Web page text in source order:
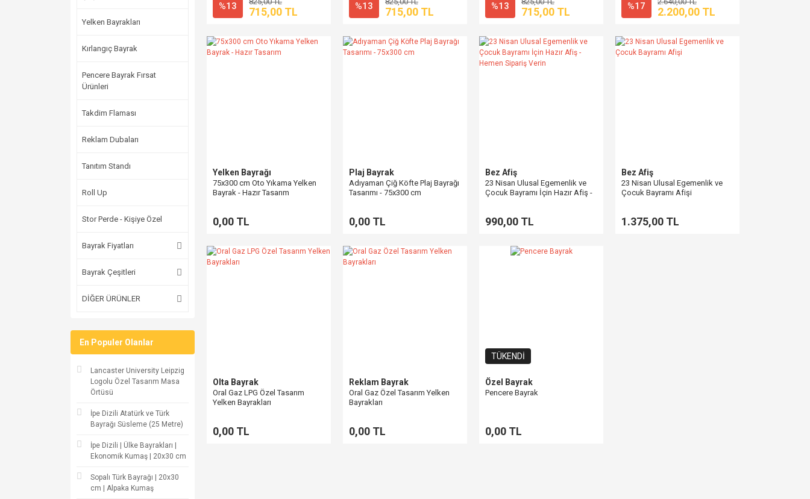
Yelken Bayrakları
Kırlangıç Bayrak
Pencere Bayrak Fırsat
Ürünleri
Takdim Flaması
Reklam Dubaları
Tanıtım Standı
Roll Up
Stor Perde - Kişiye Özel
Bayrak Fiyatları
Bayrak Çeşitleri
DİĞER ÜRÜNLER
En Populer Olanlar
Lancaster University Leipzig
Logolu Özel Tasarım Masa
Örtüsü
İpe Dizili Atatürk ve Türk
Bayrağı Süsleme (25 Metre)
İpe Dizili | Ülke Bayrakları |
Ekonomik Kumaş | 20x30 cm
Sopalı Türk Bayrağı | 20x30
cm | Alpaka Kumaş
%13 715,00 TL %13 715,00 TL %13 715,00 TL %17 2.200,00 TL
Yelken Bayrağı
75x300 cm Oto Yıkama Yelken
Bayrak - Hazır Tasarım
0,00 TL
Plaj Bayrak
Adıyaman Çiğ Köfte Plaj Bayrağı
Tasarımı - 75x300 cm
0,00 TL
Bez Afiş
23 Nisan Ulusal Egemenlik ve
Çocuk Bayramı İçin Hazır Afiş -
990,00 TL
Bez Afiş
23 Nisan Ulusal Egemenlik ve
Çocuk Bayramı Afişi
1.375,00 TL
Olta Bayrak
Oral Gaz LPG Özel Tasarım
Yelken Bayrakları
0,00 TL
Reklam Bayrak
Oral Gaz Özel Tasarım Yelken
Bayrakları
0,00 TL
TÜKENDİ
Özel Bayrak
Pencere Bayrak
0,00 TL